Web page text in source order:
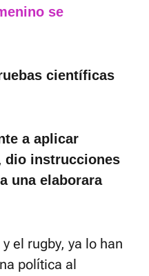
se
científicas
a aplicar
dio instrucciones
una elaborara
el rugby, ya lo han
política al